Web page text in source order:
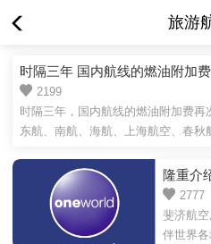
旅游
时隔三年 国内航线的燃油附加
2199
时隔三年，国内航线的燃油附加费再
东航、南航、海航、上海航空、春
隆重介
系全球
2777
斐济航
伴世界